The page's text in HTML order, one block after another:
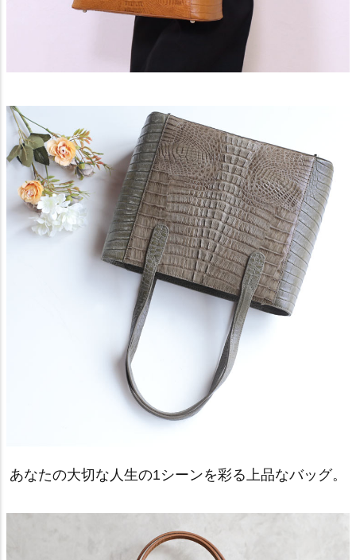
あなたの大切な人生の1シーンを彩る上品なバッグ。